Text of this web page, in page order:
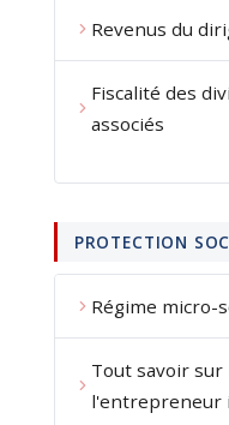
Revenus du
Fiscalité des
associés
PROTECTION
Régime micro-
Tout savoir sur
l'entrepreneur